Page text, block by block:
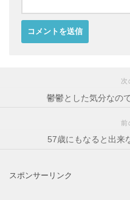
次
鬱鬱とした気分なの
前
57歳にもなると出来
スポンサーリンク